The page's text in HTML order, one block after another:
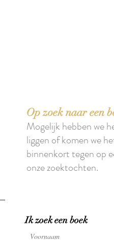
Op zoek naar een
Mogelijk hebben we
liggen of komen we
binnenkort tegen op
onze zoektochten.
Ik zoek een boek